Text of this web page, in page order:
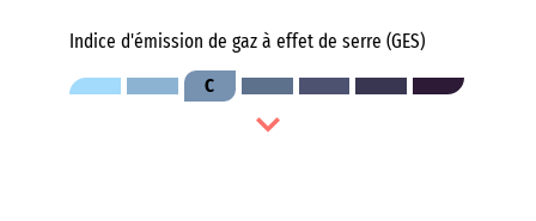
Indice d'émission de gaz à effet de serre (GES)
C